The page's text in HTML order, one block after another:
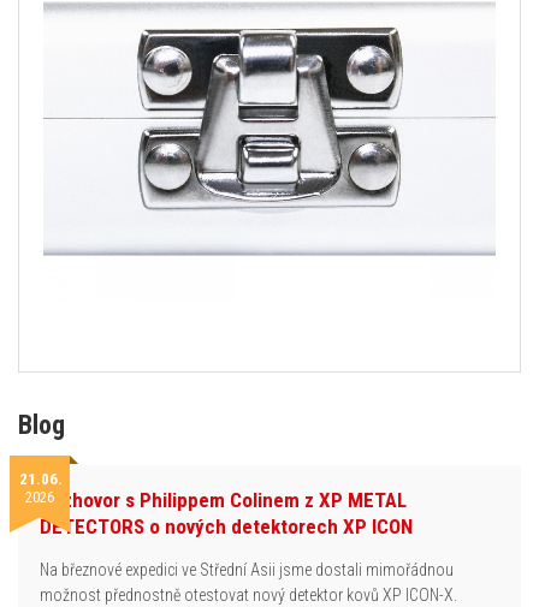
Blog
21.06.
2026Rozhovor s Philippem Colinem z XP METAL
DETECTORS o nových detektorech XP ICON
Na březnové expedici ve Střední Asii jsme dostali mimořádnou
možnost přednostně otestovat nový detektor kovů XP ICON-X.